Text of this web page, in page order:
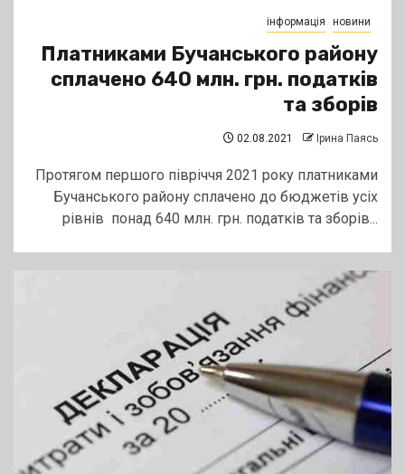
інформація новини
Платниками Бучанського району
сплачено 640 млн. грн. податків
та зборів
02.08.2021 Ірина Паясь
Протягом першого півріччя 2021 року платниками
Бучанського району сплачено до бюджетів усіх
рівнів понад 640 млн. грн. податків та зборів...